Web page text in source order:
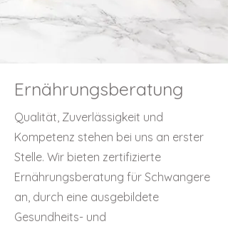
Ernährungsberatung
Qualität, Zuverlässigkeit und
Kompetenz stehen bei uns an erster
Stelle. Wir bieten zertifizierte
Ernährungsberatung für Schwangere
an, durch eine ausgebildete
Gesundheits- und